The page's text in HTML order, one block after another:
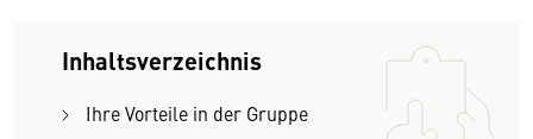
Inhaltsverzeichnis
Ihre Vorteile in der Gruppe